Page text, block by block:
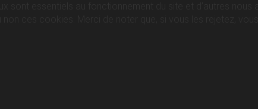
sont essentiels au fonctionnement du site et d’autres
ces cookies. Merci de noter que, si vous les rejetez,